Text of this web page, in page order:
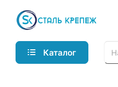
Каталог